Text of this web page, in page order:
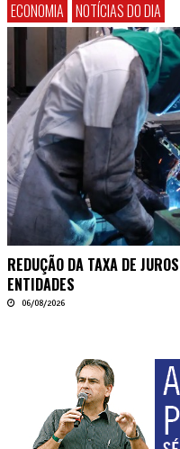
ECONOMIA NOTÍCIAS DO DIA
REDUÇÃO DA TAXA DE
ENTIDADES
06/08/2026